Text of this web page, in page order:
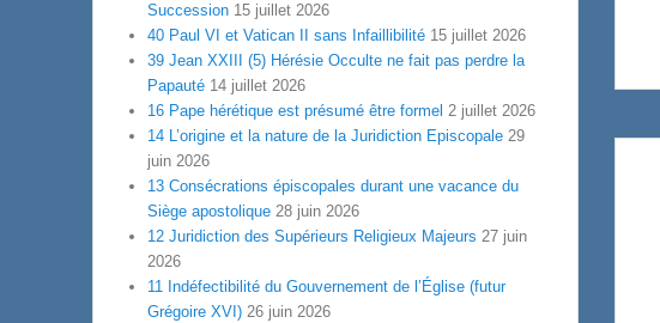
Succession 15 juillet 2026
40 Paul VI et Vatican II sans Infaillibilité 15 juillet 2026
39 Jean XXIII (5) Hérésie Occulte ne fait pas perdre la
Papauté 14 juillet 2026
16 Pape hérétique est présumé être formel 2 juillet 2026
14 L’origine et la nature de la Juridiction Episcopale 29
juin 2026
13 Consécrations épiscopales durant une vacance du
Siège apostolique 28 juin 2026
12 Juridiction des Supérieurs Religieux Majeurs 27 juin
2026
11 Indéfectibilité du Gouvernement de l’Église (futur
Grégoire XVI) 26 juin 2026